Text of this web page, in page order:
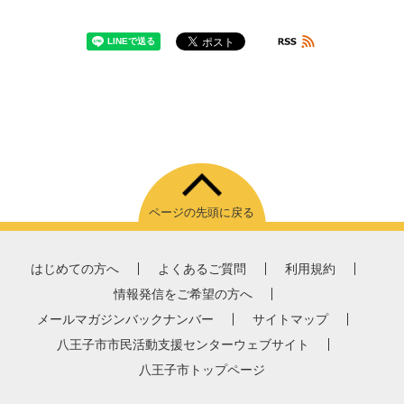
ページの先頭に戻る
はじめての方へ よくあるご質問
利用規約
情報発信をご希望の方へ
メールマガジンバックナンバー
サイトマップ
八王子市市民活動支援センターウェブサイト
八王子市トップページ